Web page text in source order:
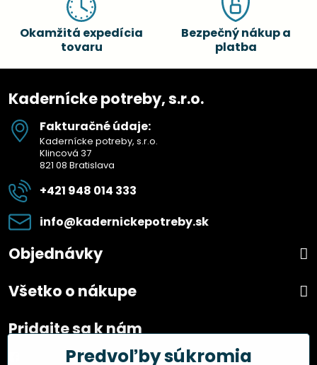
Okamžitá expedícia
tovaru
Bezpečný nákup a
platba
Kadernícke potreby, s.r.o.
Fakturačné údaje:
Kadernícke potreby, s.r.o.
Klincová 37
821 08 Bratislava
+421 948 014 333
info​@kadernickepotreby​.sk
Objednávky
Všetko o nákupe
Pridajte sa k nám
FacebookPredvoľby súkromia